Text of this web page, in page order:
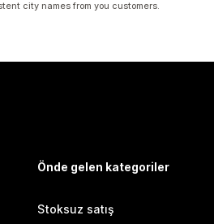
city names from you customers.
Önde gelen kategoriler
Stoksuz satış